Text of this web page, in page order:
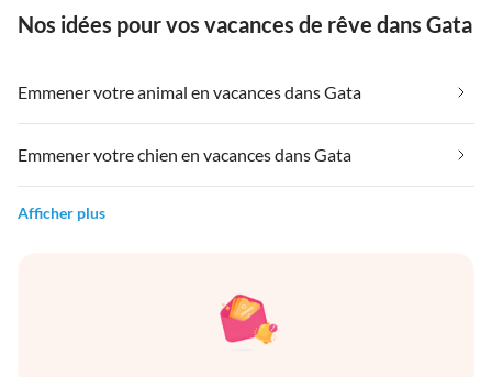
Nos idées pour vos vacances de rêve dans Gata
Emmener votre animal en vacances dans Gata
Emmener votre chien en vacances dans Gata
Afficher plus